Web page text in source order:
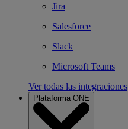
Jira
Salesforce
Slack
Microsoft Teams
Ver todas las integraciones
Plataforma ONE